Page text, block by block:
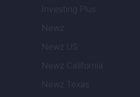
Investing Plus
Newz
Newz US
Newz California
Newz Texas